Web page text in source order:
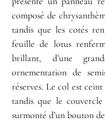
composé de
tandis que les cotés
feuille de lotus
brillant, d’une
ornementation de
réserves. Le col est
tandis que le
surmonté d’un bouton